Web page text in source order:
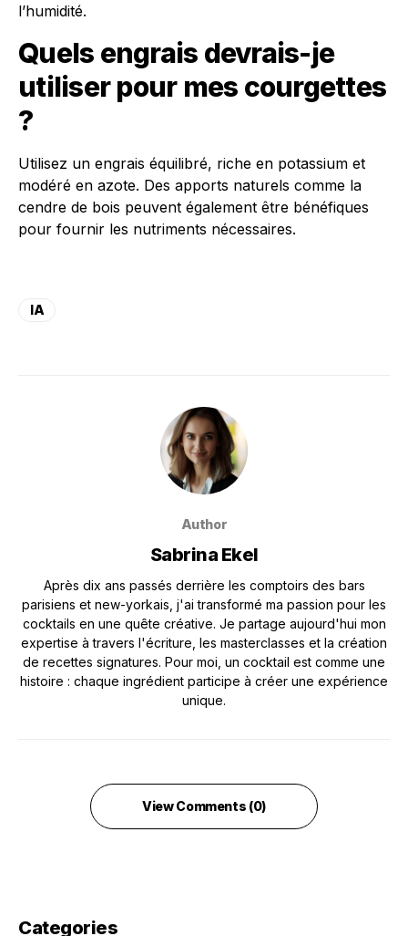
l’humidité.
Quels engrais devrais-je
utiliser pour mes courgettes
?
Utilisez un engrais équilibré, riche en potassium et
modéré en azote. Des apports naturels comme la
cendre de bois peuvent également être bénéfiques
pour fournir les nutriments nécessaires.
IA
Author
Sabrina Ekel
Après dix ans passés derrière les comptoirs des bars
parisiens et new-yorkais, j'ai transformé ma passion pour les
cocktails en une quête créative. Je partage aujourd'hui mon
expertise à travers l'écriture, les masterclasses et la création
de recettes signatures. Pour moi, un cocktail est comme une
histoire : chaque ingrédient participe à créer une expérience
unique.
View Comments (0)
Categories